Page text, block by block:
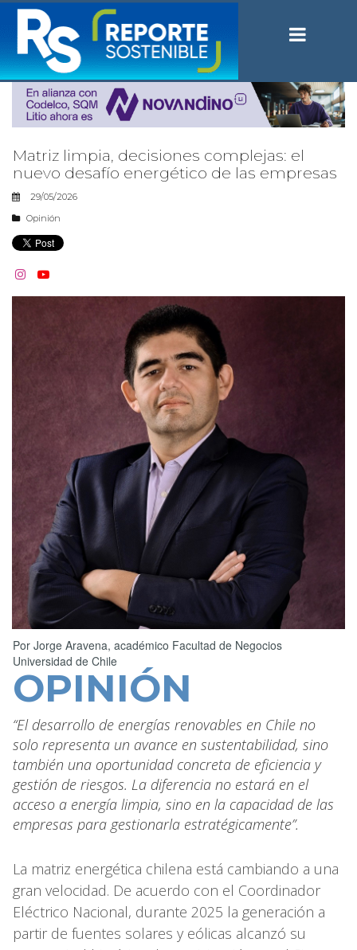
Matriz limpia, decisiones complejas: el
nuevo desafío energético de las empresas
29/05/2026
Opinión
 
Por Jorge Aravena, académico Facultad de Negocios
Universidad de Chile
OPINIÓN
“El desarrollo de energías renovables en Chile no
solo representa un avance en sustentabilidad, sino
también una oportunidad concreta de eficiencia y
gestión de riesgos. La diferencia no estará en el
acceso a energía limpia, sino en la capacidad de las
empresas para gestionarla estratégicamente”.
La matriz energética chilena está cambiando a una
gran velocidad. De acuerdo con el Coordinador
Eléctrico Nacional, durante 2025 la generación a
partir de fuentes solares y eólicas alcanzó su